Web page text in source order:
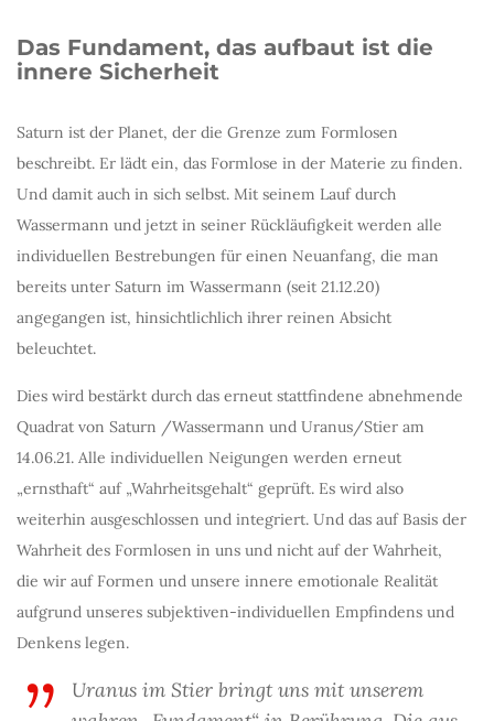
Das Fundament, das aufbaut ist die
innere Sicherheit
Saturn ist der Planet, der die Grenze zum Formlosen
beschreibt. Er lädt ein, das Formlose in der Materie zu finden.
Und damit auch in sich selbst. Mit seinem Lauf durch
Wassermann und jetzt in seiner Rückläufigkeit werden alle
individuellen Bestrebungen für einen Neuanfang, die man
bereits unter Saturn im Wassermann (seit 21.12.20)
angegangen ist, hinsichtlichlich ihrer reinen Absicht
beleuchtet.
Dies wird bestärkt durch das erneut stattfindene abnehmende
Quadrat von Saturn /Wassermann und Uranus/Stier am
14.06.21. Alle individuellen Neigungen werden erneut
„ernsthaft“ auf „Wahrheitsgehalt“ geprüft. Es wird also
weiterhin ausgeschlossen und integriert. Und das auf Basis der
Wahrheit des Formlosen in uns und nicht auf der Wahrheit,
die wir auf Formen und unsere innere emotionale Realität
aufgrund unseres subjektiven-individuellen Empfindens und
Denkens legen.
Uranus im Stier bringt uns mit unserem